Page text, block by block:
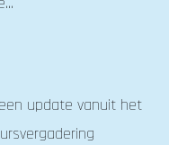
update vanuit het